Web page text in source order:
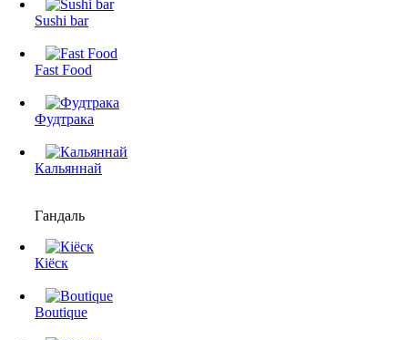
Sushi bar
Fast Food
Фудтрака
Кальяннай
Гандаль
Кіёск
Boutique